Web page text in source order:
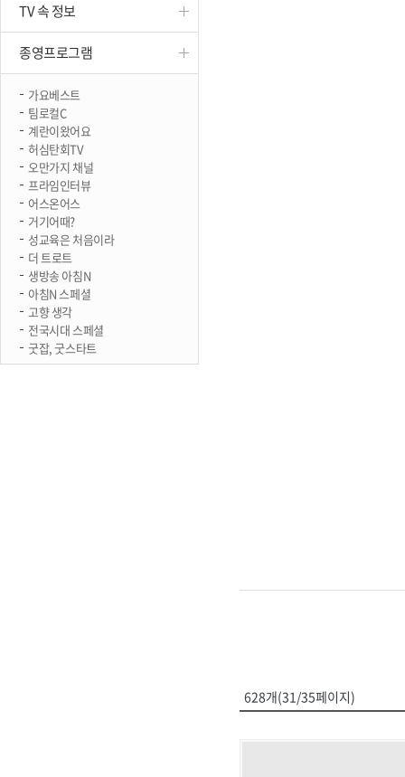
TV 속 정보
종영프로그램
가요베스트
팀로컬C
계란이왔어요
허심탄회TV
오만가지 채널
프라임인터뷰
어스온어스
거기어때?
성교육은 처음이라
더 트로트
생방송 아침N
아침N 스페셜
고향 생각
전국시대 스페셜
굿잡, 굿스타트
628개(31/35페이지)